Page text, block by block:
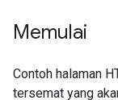
Memulai
Contoh halaman
tersemat yang